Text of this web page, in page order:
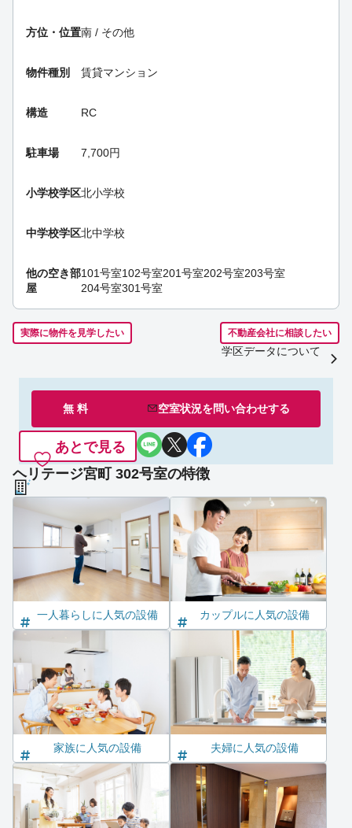
方位・位置南 / その他
物件種別 賃貸マンション
構造 RC
駐車場 7,700円
小学校学区北小学校
中学校学区北中学校
他の空き部
屋
101号室102号室201号室202号室203号室
204号室301号室
実際に物件を見学したい 不動産会社に相談したい
学区データについて
無 料 空室状況を問い合わせする
あとで見る
ヘリテージ宮町 302号室の特徴
一人暮らしに人気の設備 カップルに人気の設備
家族に人気の設備 夫婦に人気の設備